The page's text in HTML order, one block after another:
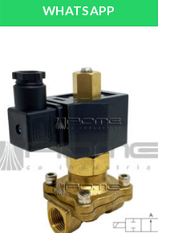
WHATSAPP